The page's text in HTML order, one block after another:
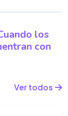
los
con
Ver todos